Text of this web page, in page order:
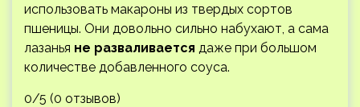
использовать макароны из твердых сортов
пшеницы. Они довольно сильно набухают, а сама
лазанья не разваливается даже при большом
количестве добавленного соуса.
0/5 (0 отзывов)